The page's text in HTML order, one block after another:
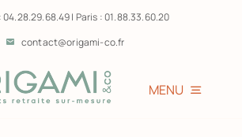
04.28.29.68.49 | Paris : 01.88.33.60.20
contact@origami-co.fr
MENU